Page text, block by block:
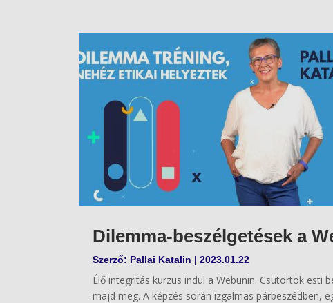
Dilemma-beszélgetések a
Szerző: Pallai Katalin |2023.01.22
Élő integritás kurzus indul a Webunin. Csütörtök
majd meg. A képzés során izgalmas párbeszédben,